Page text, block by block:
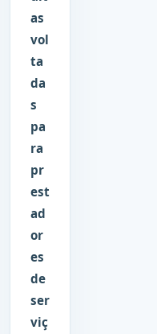
as
vol
ta
da
s
pa
ra
pr
est
ad
or
es
de
ser
viç